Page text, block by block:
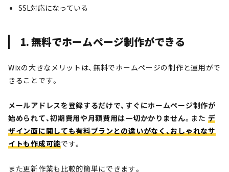
SSL対応になっている
1. 無料でホームページ制作ができる
Wixの大きなメリットは、無料でホームページの制作と運用がで
きることです。
メールアドレスを登録するだけで、すぐにホームページ制作が
始められて、初期費用や月額費用は一切かかりません。また デ
ザイン面に関しても有料プランとの違いがなく、おしゃれなサ
イトも作成可能です。
また更新作業も比較的簡単にできます。